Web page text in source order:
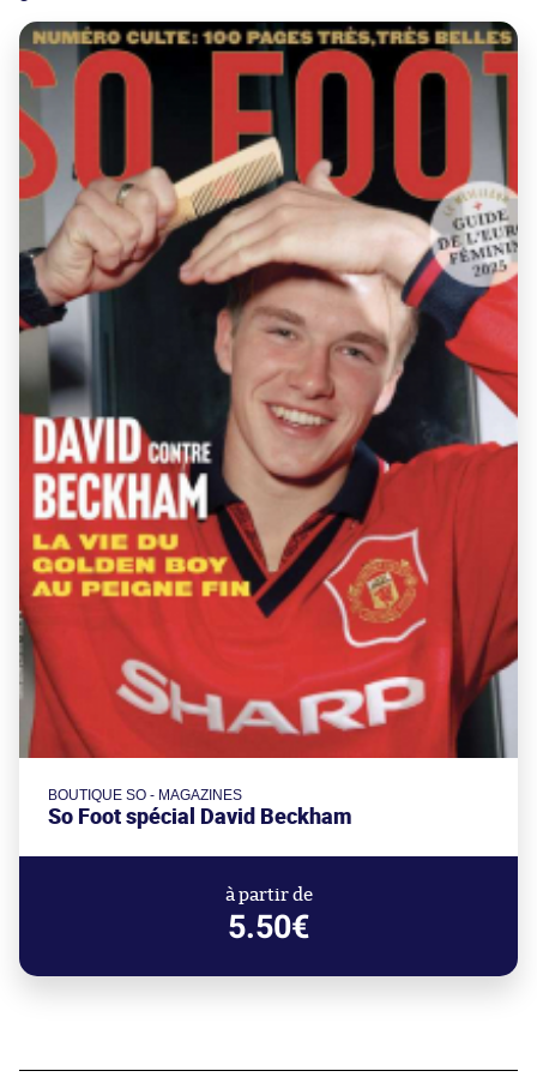
BOUTIQUE SO - MAGAZINES
So Foot spécial David Beckham
à partir de
5.50€